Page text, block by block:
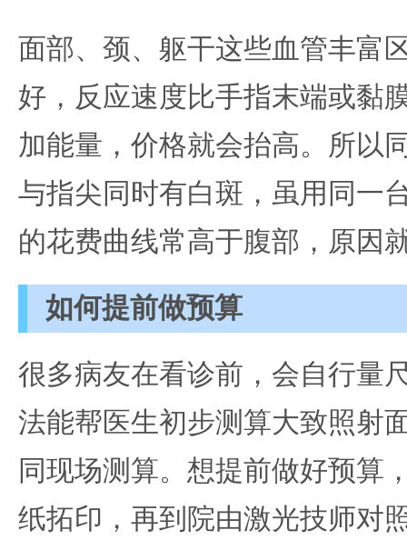
面部、颈、躯干这些血管丰富
好，反应速度比手指末端或黏
加能量，价格就会抬高。所以
与指尖同时有白斑，虽用同一
的花费曲线常高于腹部，原因
如何提前做预算
很多病友在看诊前，会自行量
法能帮医生初步测算大致照射
同现场测算。想提前做好预算
纸拓印，再到院由激光技师对